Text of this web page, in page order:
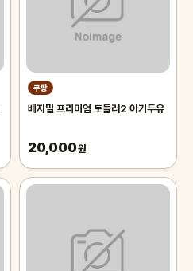
쿠팡
베지밀 프리미엄 토들러2 아기두유
20,000원